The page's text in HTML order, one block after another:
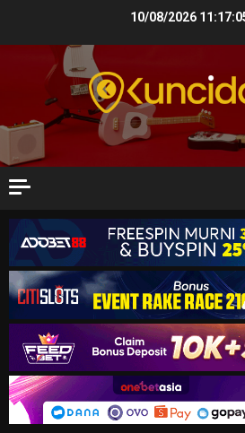
10/08/2026